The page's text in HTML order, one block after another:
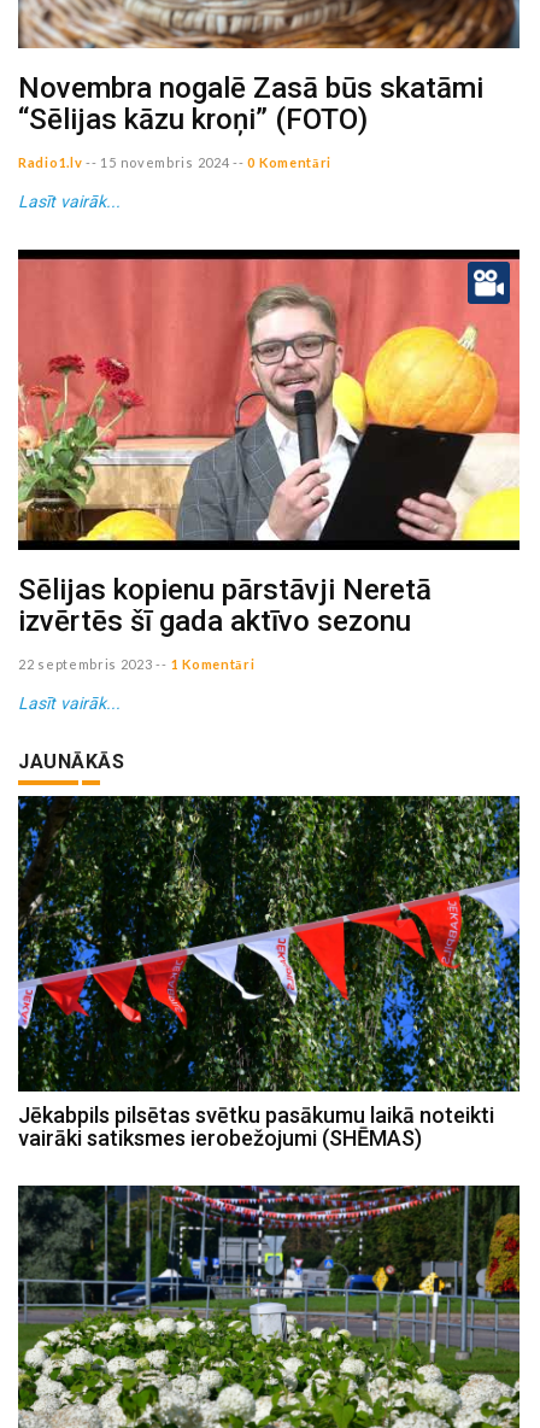
Novembra nogalē Zasā būs skatāmi
“Sēlijas kāzu kroņi” (FOTO)
Radio1.lv -- 15 novembris 2024 -- 0 Komentāri
Lasīt vairāk...
Sēlijas kopienu pārstāvji Neretā
izvērtēs šī gada aktīvo sezonu
22 septembris 2023 -- 1 Komentāri
Lasīt vairāk...
JAUNĀKĀS
Jēkabpils pilsētas svētku pasākumu laikā noteikti
vairāki satiksmes ierobežojumi (SHĒMAS)